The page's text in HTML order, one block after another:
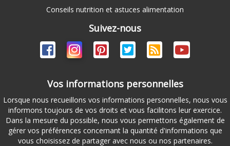
Conseils nutrition et astuces alimentation
Suivez-nous
Vos informations personnelles
Lorsque nous recueillons vos informations personnelles, nous vous
informons toujours de vos droits et vous facilitons leur exercice.
Dans la mesure du possible, nous vous permettons également de
gérer vos préférences concernant la quantité d'informations que
vous choisissez de partager avec nous ou nos partenaires.